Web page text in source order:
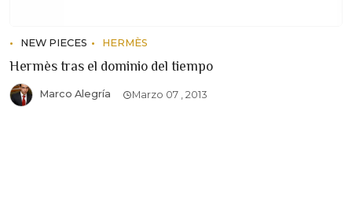
NEW PIECES HERMÈS
Hermès tras el dominio del tiempo
Marco Alegría Marzo 07 , 2013